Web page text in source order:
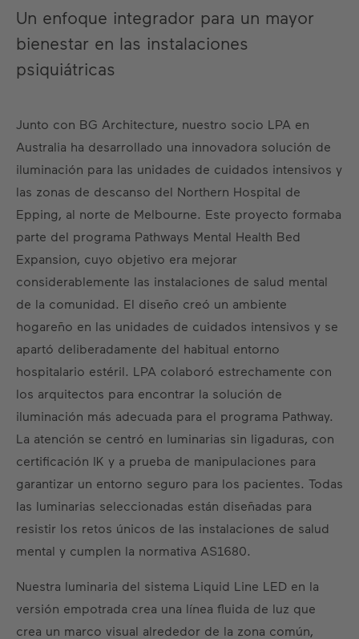
Un enfoque integrador para un mayor
bienestar en las instalaciones
psiquiátricas
Junto con BG Architecture, nuestro socio LPA en
Australia ha desarrollado una innovadora solución de
iluminación para las unidades de cuidados intensivos y
las zonas de descanso del Northern Hospital de
Epping, al norte de Melbourne. Este proyecto formaba
parte del programa Pathways Mental Health Bed
Expansion, cuyo objetivo era mejorar
considerablemente las instalaciones de salud mental
de la comunidad. El diseño creó un ambiente
hogareño en las unidades de cuidados intensivos y se
apartó deliberadamente del habitual entorno
hospitalario estéril. LPA colaboró estrechamente con
los arquitectos para encontrar la solución de
iluminación más adecuada para el programa Pathway.
La atención se centró en luminarias sin ligaduras, con
certificación IK y a prueba de manipulaciones para
garantizar un entorno seguro para los pacientes. Todas
las luminarias seleccionadas están diseñadas para
resistir los retos únicos de las instalaciones de salud
mental y cumplen la normativa AS1680.
Nuestra luminaria del sistema Liquid Line LED en la
versión empotrada crea una línea fluida de luz que
crea un marco visual alrededor de la zona común,